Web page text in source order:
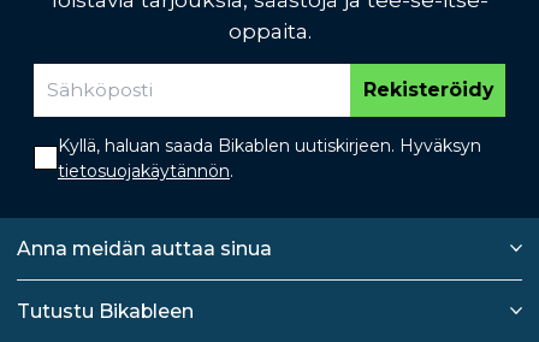
oppaita.
Rekisteröidy
Kyllä, haluan saada Bikablen uutiskirjeen. Hyväksyn
tietosuojakäytännön.
Anna meidän auttaa sinua
Tutustu Bikableen